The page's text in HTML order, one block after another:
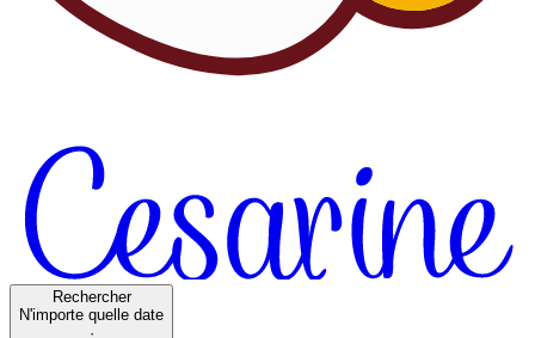
Rechercher
N'importe quelle date
·